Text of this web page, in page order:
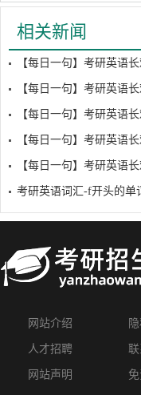
相关新闻
【每日一句】考研英语
【每日一句】考研英语
【每日一句】考研英语
【每日一句】考研英语
【每日一句】考研英语
考研英语词汇-f开头的单
网站介绍
人才招聘 联
网站声明